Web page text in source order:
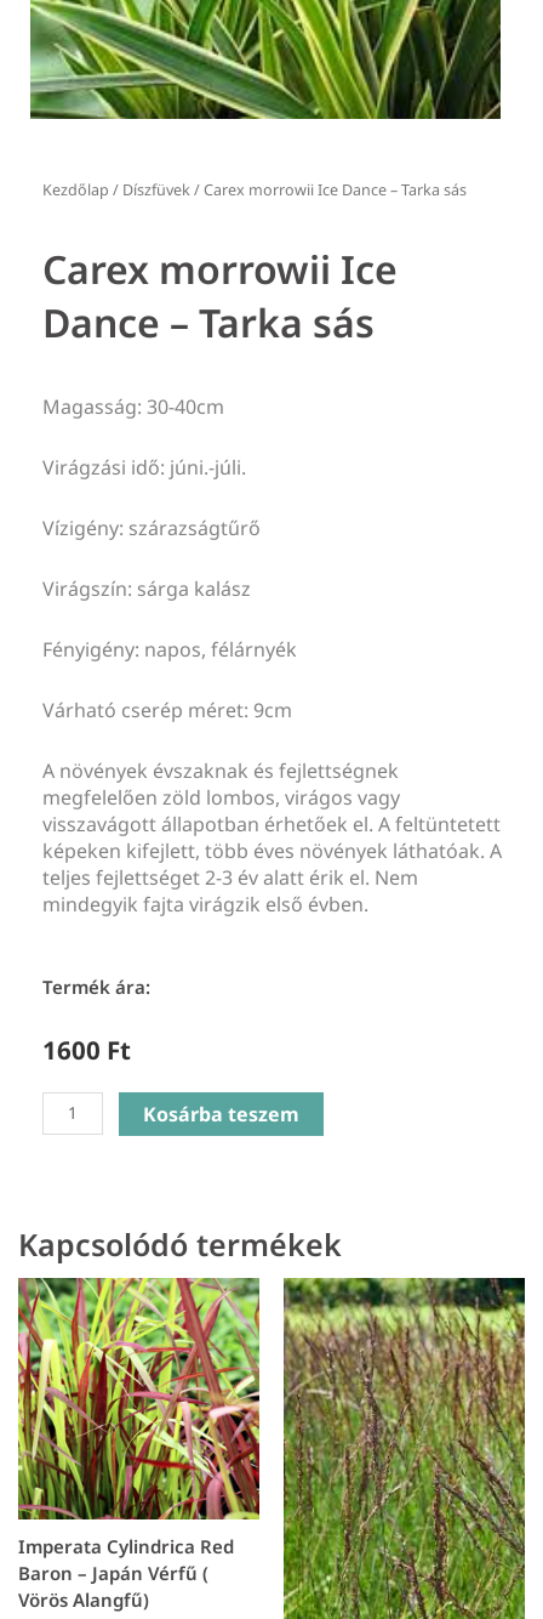
Kezdőlap / Díszfüvek/ Carex morrowii Ice Dance – Tarka sás
Carex morrowii Ice
Dance – Tarka sás
Magasság: 30-40cm
Virágzási idő: júni.-júli.
Vízigény: szárazságtűrő
Virágszín: sárga kalász
Fényigény: napos, félárnyék
Várható cserép méret: 9cm
A növények évszaknak és fejlettségnek
megfelelően zöld lombos, virágos vagy
visszavágott állapotban érhetőek el. A feltüntetett
képeken kifejlett, több éves növények láthatóak. A
teljes fejlettséget 2-3 év alatt érik el. Nem
mindegyik fajta virágzik első évben.
Termék ára:
1600 Ft
Carex
morrowii
Tarka
sás
mennyiség
Kosárba teszem
Kapcsolódó termékek
Imperata Cylindrica Red
Baron – Japán Vérfű (
Vörös Alangfű)